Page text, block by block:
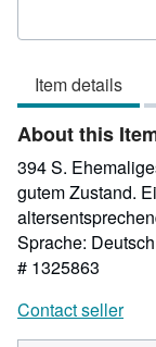
5
of
5
stars
Item details
About this
394 S.
gutem Zustand.
Sprache:
# 1325863
Contact seller